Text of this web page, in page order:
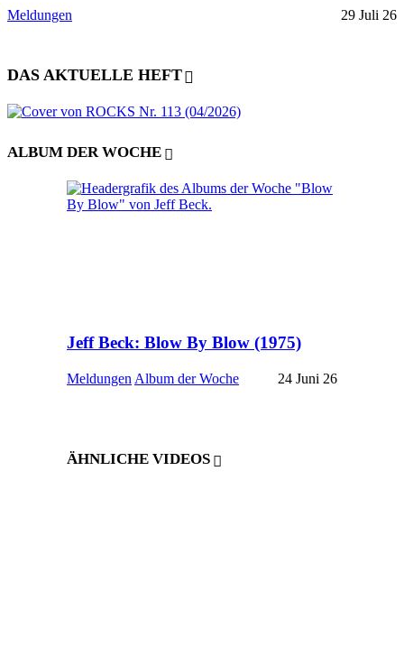
Meldungen 29 Juli 26
DAS AKTUELLE HEFT
ALBUM DER WOCHE
Jeff Beck: Blow By Blow (1975)
Meldungen Album der Woche 24 Juni 26
ÄHNLICHE VIDEOS